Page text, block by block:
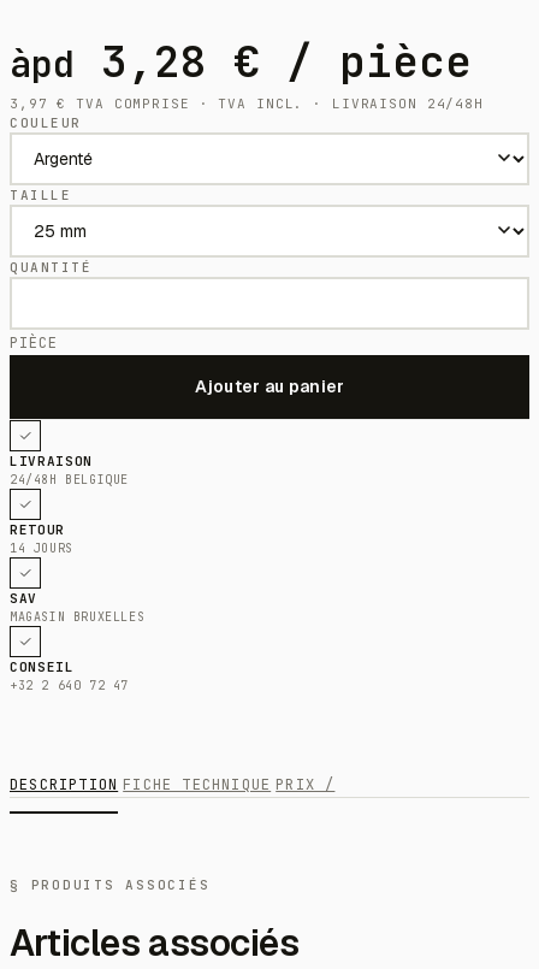
àpd 3,28 € / pièce
3,97€
TVA COMPRISE · TVA INCL. · LIVRAISON 24/48H
COULEUR
TAILLE
QUANTITÉ
PIÈCE
LIVRAISON
24/48H BELGIQUE
RETOUR
14 JOURS
SAV
MAGASIN BRUXELLES
CONSEIL
+32 2 640 72 47
DESCRIPTION FICHE TECHNIQUE PRIX /
§ PRODUITS ASSOCIÉS
Articles associés